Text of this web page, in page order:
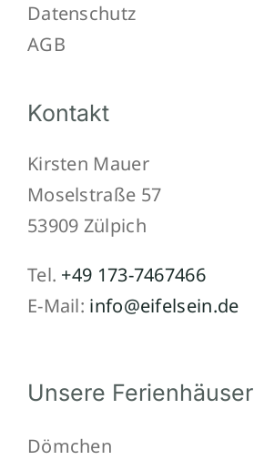
Datenschutz
AGB
Kontakt
Kirsten Mauer
Moselstraße 57
53909 Zülpich
Tel. +49 173-7467466
E-Mail: info@eifelsein.de
Unsere Ferienhäuser
Dömchen